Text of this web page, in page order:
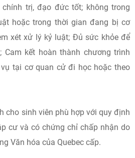
chính trị, đạo đức tốt; không trong
hoặc trong thời gian đang bị cơ
xét xử lý kỷ luật; Đủ sức khỏe để
Cam kết hoàn thành chương trình
tại cơ quan cử đi học hoặc theo
cho sinh viên phù hợp với quy định
cư và có chứng chỉ chấp nhận do
Văn hóa của Quebec cấp.